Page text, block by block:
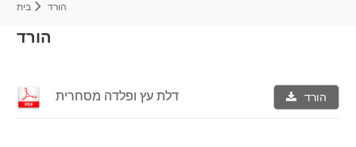
בית הורד
הורד
דלת עץ ופלדה מסחרית הורד